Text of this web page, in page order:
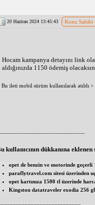
20 Haziran 2024 13:45:43 Konu Sahibi
Hocam kampanya detayını link
aldığınızda 1150 ödemiş
Bu ileti mobil sürüm kullanılarak atıldı >
kullanıcının dükkanına eklenen
opet de benzin ve motorinde
paraflytravel.com sitesi üzerinden
opet kartınıza 1500 tl üzerinde
Kingston datatraveler exodia 256